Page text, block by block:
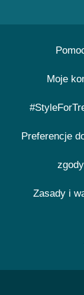
Moje
Preferencje
zgody
Zasady i